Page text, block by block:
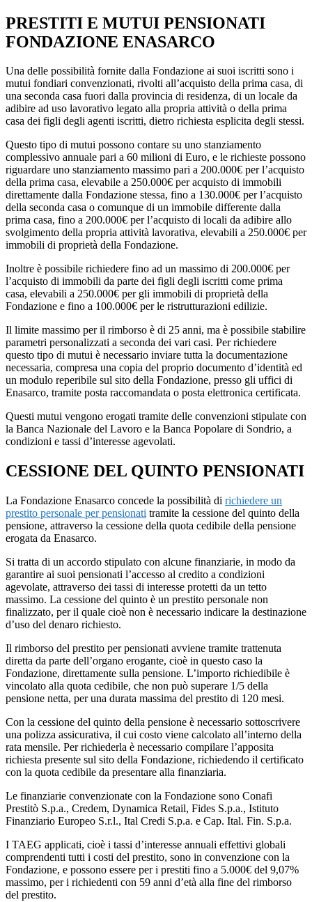
PRESTITI E MUTUI PENSIONATI
FONDAZIONE ENASARCO
Una delle possibilità fornite dalla Fondazione ai suoi iscritti sono i
mutui fondiari convenzionati, rivolti all’acquisto della prima casa, di
una seconda casa fuori dalla provincia di residenza, di un locale da
adibire ad uso lavorativo legato alla propria attività o della prima
casa dei figli degli agenti iscritti, dietro richiesta esplicita degli stessi.
Questo tipo di mutui possono contare su uno stanziamento
complessivo annuale pari a 60 milioni di Euro, e le richieste possono
riguardare uno stanziamento massimo pari a 200.000€ per l’acquisto
della prima casa, elevabile a 250.000€ per acquisto di immobili
direttamente dalla Fondazione stessa, fino a 130.000€ per l’acquisto
della seconda casa o comunque di un immobile differente dalla
prima casa, fino a 200.000€ per l’acquisto di locali da adibire allo
svolgimento della propria attività lavorativa, elevabili a 250.000€ per
immobili di proprietà della Fondazione.
Inoltre è possibile richiedere fino ad un massimo di 200.000€ per
l’acquisto di immobili da parte dei figli degli iscritti come prima
casa, elevabili a 250.000€ per gli immobili di proprietà della
Fondazione e fino a 100.000€ per le ristrutturazioni edilizie.
Il limite massimo per il rimborso è di 25 anni, ma è possibile stabilire
parametri personalizzati a seconda dei vari casi. Per richiedere
questo tipo di mutui è necessario inviare tutta la documentazione
necessaria, compresa una copia del proprio documento d’identità ed
un modulo reperibile sul sito della Fondazione, presso gli uffici di
Enasarco, tramite posta raccomandata o posta elettronica certificata.
Questi mutui vengono erogati tramite delle convenzioni stipulate con
la Banca Nazionale del Lavoro e la Banca Popolare di Sondrio, a
condizioni e tassi d’interesse agevolati.
CESSIONE DEL QUINTO PENSIONATI
La Fondazione Enasarco concede la possibilità di richiedere un
prestito personale per pensionati tramite la cessione del quinto della
pensione, attraverso la cessione della quota cedibile della pensione
erogata da Enasarco.
Si tratta di un accordo stipulato con alcune finanziarie, in modo da
garantire ai suoi pensionati l’accesso al credito a condizioni
agevolate, attraverso dei tassi di interesse protetti da un tetto
massimo. La cessione del quinto è un prestito personale non
finalizzato, per il quale cioè non è necessario indicare la destinazione
d’uso del denaro richiesto.
Il rimborso del prestito per pensionati avviene tramite trattenuta
diretta da parte dell’organo erogante, cioè in questo caso la
Fondazione, direttamente sulla pensione. L’importo richiedibile è
vincolato alla quota cedibile, che non può superare 1/5 della
pensione netta, per una durata massima del prestito di 120 mesi.
Con la cessione del quinto della pensione è necessario sottoscrivere
una polizza assicurativa, il cui costo viene calcolato all’interno della
rata mensile. Per richiederla è necessario compilare l’apposita
richiesta presente sul sito della Fondazione, richiedendo il certificato
con la quota cedibile da presentare alla finanziaria.
Le finanziarie convenzionate con la Fondazione sono Conafi
Prestitò S.p.a., Credem, Dynamica Retail, Fides S.p.a., Istituto
Finanziario Europeo S.r.l., Ital Credi S.p.a. e Cap. Ital. Fin. S.p.a.
I TAEG applicati, cioè i tassi d’interesse annuali effettivi globali
comprendenti tutti i costi del prestito, sono in convenzione con la
Fondazione, e possono essere per i prestiti fino a 5.000€ del 9,07%
massimo, per i richiedenti con 59 anni d’età alla fine del rimborso
del prestito.